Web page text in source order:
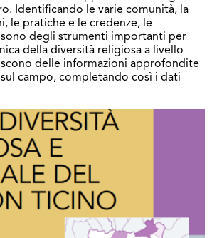
Identificando le varie comunità, la
le pratiche e le credenze, le
degli strumenti importanti per
della diversità religiosa a livello
delle informazioni approfondite
sul campo, completando così i dati